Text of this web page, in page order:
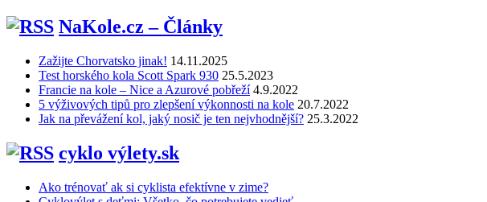
NaKole.cz – Články
Zažijte Chorvatsko jinak! 14.11.2025
Test horského kola Scott Spark 930 25.5.2023
Francie na kole – Nice a Azurové pobřeží 4.9.2022
5 výživových tipů pro zlepšení výkonnosti na kole 20.7.2022
Jak na převážení kol, jaký nosič je ten nejvhodnější? 25.3.2022
cyklo výlety.sk
Ako trénovať ak si cyklista efektívne v zime?